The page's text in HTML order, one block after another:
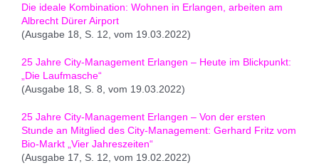
Die ideale Kombination: Wohnen in Erlangen, arbeiten am
Albrecht Dürer Airport
(Ausgabe 18, S. 12, vom 19.03.2022)
25 Jahre City-Management Erlangen – Heute im Blickpunkt:
„Die Laufmasche“
(Ausgabe 18, S. 8, vom 19.03.2022)
25 Jahre City-Management Erlangen – Von der ersten
Stunde an Mitglied des City-Management: Gerhard Fritz vom
Bio-Markt „Vier Jahreszeiten“
(Ausgabe 17, S. 12, vom 19.02.2022)